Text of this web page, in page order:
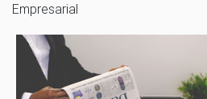
Empresarial